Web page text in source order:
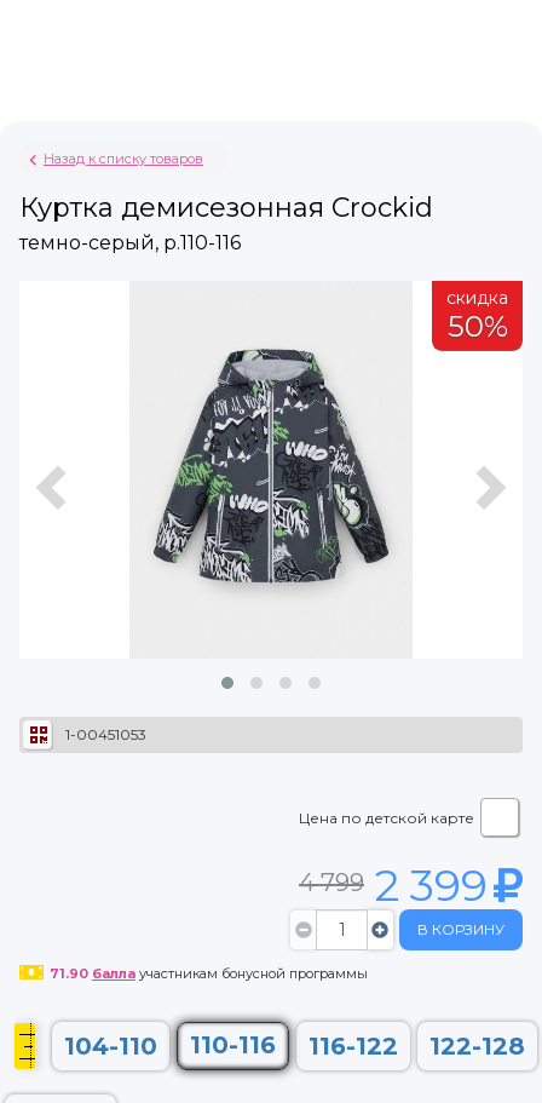
Назад к списку товаров
Куртка демисезонная Crockid
темно-серый, р.110-116
скидка
50%
1-00451053
Цена по детской карте
4 799 2 399
В КОРЗИНУ
71.90 баллаучастникам бонусной программы
104-110 110-116 116-122 122-128